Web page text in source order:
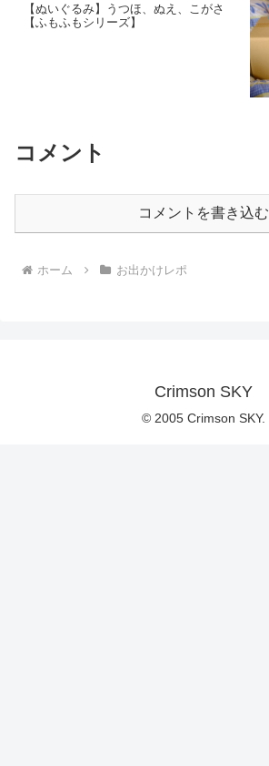
【ぬいぐるみ】うつほ、ぬえ、こがさ
【ふもふもシリーズ】
コメント
コメントを書き込む
ホーム お出かけレポ
Crimson SKY
© 2005 Crimson SKY.